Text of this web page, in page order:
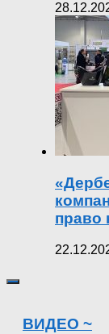
право
ВИДЕО ~